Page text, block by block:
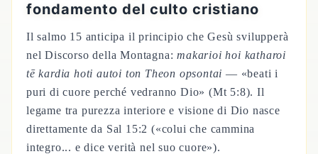
fondamento del culto cristiano
Il salmo 15 anticipa il principio che Gesù svilupperà
nel Discorso della Montagna:makarioi hoi katharoi
tē kardia hoti autoi ton Theon opsontai — «beati i
puri di cuore perché vedranno Dio» (Mt 5:8). Il
legame tra purezza interiore e visione di Dio nasce
direttamente da Sal 15:2 («colui che cammina
integro... e dice verità nel suo cuore»).